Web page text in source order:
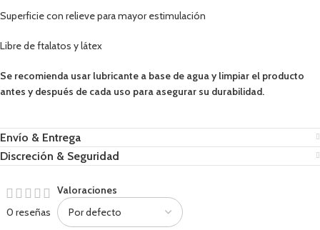
Superficie con relieve para mayor estimulación
Libre de ftalatos y látex
Se recomienda usar lubricante a base de agua y limpiar el producto
antes y después de cada uso para asegurar su durabilidad.
Envío & Entrega
Discreción & Seguridad
0 reseñas
Valoraciones